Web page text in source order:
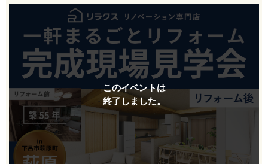
このイベントは
終了しました。